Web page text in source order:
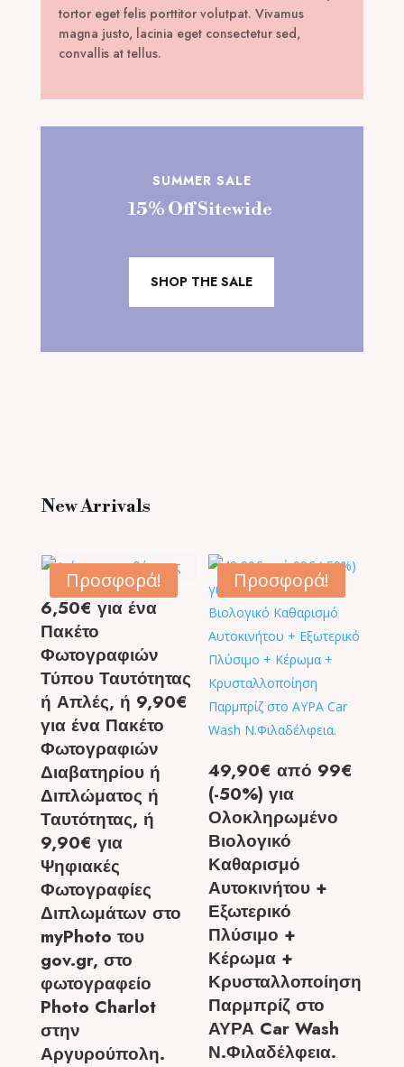
tortor eget felis porttitor volutpat. Vivamus
magna justo, lacinia eget consectetur sed,
convallis at tellus.
SUMMER SALE
15% Off Sitewide
SHOP THE SALE
New Arrivals
Προσφορά!
6,50€ για ένα
Πακέτο
Φωτογραφιών
Τύπου Ταυτότητας
ή Απλές, ή 9,90€
για ένα Πακέτο
Φωτογραφιών
Διαβατηρίου ή
Διπλώματος ή
Ταυτότητας, ή
9,90€ για
Ψηφιακές
Φωτογραφίες
Διπλωμάτων στο
myPhoto του
gov.gr, στο
φωτογραφείο
Photo Charlot
στην
Αργυρούπολη.
Προσφορά!
49,90€ από 99€
(-50%) για
Ολοκληρωμένο
Βιολογικό
Καθαρισμό
Αυτοκινήτου +
Εξωτερικό
Πλύσιμο +
Κέρωμα +
Κρυσταλλοποίηση
Παρμπρίζ στο
ΑΥΡΑ Car Wash
Ν.Φιλαδέλφεια.